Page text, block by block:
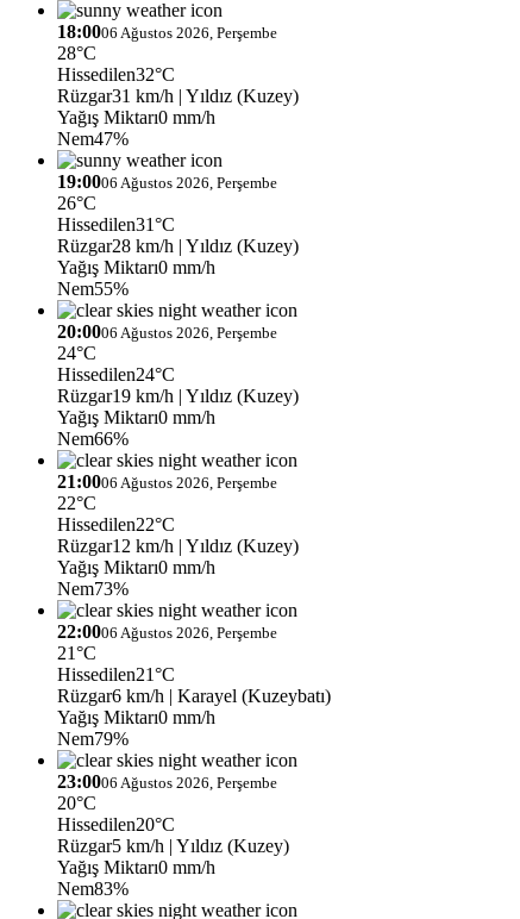
18:0006 Ağustos 2026, Perşembe
28°C
Hissedilen32°C
Rüzgar31 km/h | Yıldız (Kuzey)
Yağış Miktarı0 mm/h
Nem47%
19:0006 Ağustos 2026, Perşembe
26°C
Hissedilen31°C
Rüzgar28 km/h | Yıldız (Kuzey)
Yağış Miktarı0 mm/h
Nem55%
20:0006 Ağustos 2026, Perşembe
24°C
Hissedilen24°C
Rüzgar19 km/h | Yıldız (Kuzey)
Yağış Miktarı0 mm/h
Nem66%
21:0006 Ağustos 2026, Perşembe
22°C
Hissedilen22°C
Rüzgar12 km/h | Yıldız (Kuzey)
Yağış Miktarı0 mm/h
Nem73%
22:0006 Ağustos 2026, Perşembe
21°C
Hissedilen21°C
Rüzgar6 km/h | Karayel (Kuzeybatı)
Yağış Miktarı0 mm/h
Nem79%
23:0006 Ağustos 2026, Perşembe
20°C
Hissedilen20°C
Rüzgar5 km/h | Yıldız (Kuzey)
Yağış Miktarı0 mm/h
Nem83%